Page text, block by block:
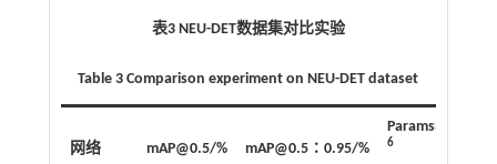
表3 NEU-DET数据集对比实验
Table 3 Comparison experiment on NEU-DET dataset
网络 mAP@0.5/% mAP@0.5∶0.95/%
Params×10
6